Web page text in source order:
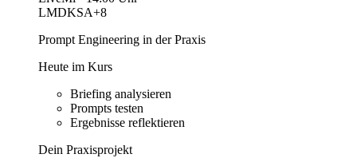
LMDKSA+8
Prompt Engineering in der Praxis
Heute im Kurs
Briefing analysieren
Prompts testen
Ergebnisse reflektieren
Dein Praxisprojekt